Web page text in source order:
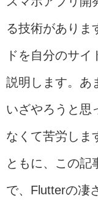
る技術がありま
ドを自分のサ
説明します。あ
いざやろうと思
なくて苦労しま
ともに、この記
で、Flutterの凄